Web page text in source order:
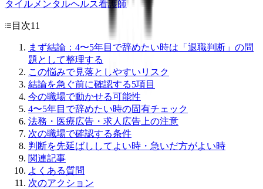
タイル メンタルヘルス看護師
目次11
まず結論：4〜5年目で辞めたい時は「退職判断」の問
題として整理する
この悩みで見落としやすいリスク
結論を急ぐ前に確認する5項目
今の職場で動かせる可能性
4〜5年目で辞めたい時の固有チェック
法務・医療広告・求人広告上の注意
次の職場で確認する条件
判断を先延ばししてよい時・急いだ方がよい時
関連記事
よくある質問
次のアクション